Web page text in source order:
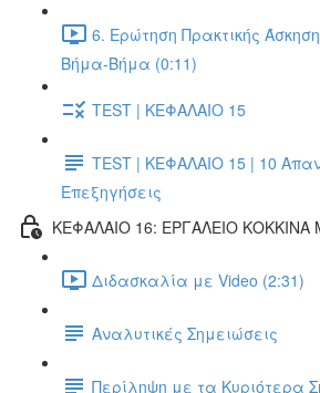
6. Ερώτηση Πρακτικής
Βήμα-Βήμα (0:11)
TEST | ΚΕΦΑΛΑΙΟ 15
TEST | ΚΕΦΑΛΑΙΟ 15 | 10
Επεξηγήσεις
ΚΕΦΑΛΑΙΟ 16: ΕΡΓΑΛΕΙΟ ΚΟΚΚΙΝΑ
Διδασκαλία με Video (2:31)
Αναλυτικές Σημειώσεις
Περίληψη με τα Κυριότερα